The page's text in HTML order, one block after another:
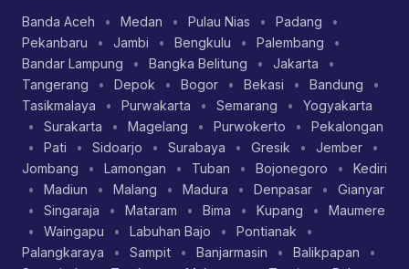
Banda Aceh • Medan • Pulau Nias • Padang
•
Pekanbaru
• Jambi • Bengkulu • Palembang
•
Bandar Lampung
• Bangka Belitung • Jakarta
•
Tangerang
• Depok • Bogor • Bekasi • Bandung
•
Tasikmalaya
• Purwakarta • Semarang •
Yogyakarta
•
Surakarta • Magelang • Purwokerto •
Pekalongan
•
Pati • Sidoarjo • Surabaya • Gresik • Jember
•
Jombang
• Lamongan • Tuban • Bojonegoro •
Kediri
•
Madiun • Malang • Madura • Denpasar •
Gianyar
•
Singaraja • Mataram • Bima • Kupang •
Maumere
•
Waingapu • Labuhan Bajo • Pontianak
•
Palangkaraya
• Sampit • Banjarmasin • Balikpapan
•